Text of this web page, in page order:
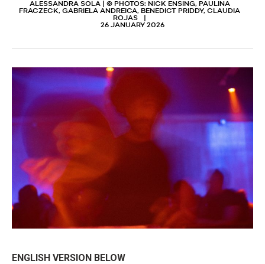
ALESSANDRA SOLA | © PHOTOS: NICK ENSING, PAULINA
FRACZECK, GABRIELA ANDREICA, BENEDICT PRIDDY, CLAUDIA
ROJAS
26 JANUARY 2026
ENGLISH VERSION BELOW